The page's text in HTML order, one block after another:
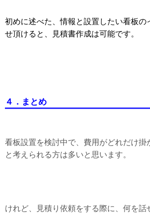
初めに述べた、情報と設置したい看板の
せ頂けると、見積書作成は可能です。
４．まとめ
看板設置を検討中で、費用がどれだけ掛
と考えられる方は多いと思います。
けれど、見積り依頼をする際に、何を話